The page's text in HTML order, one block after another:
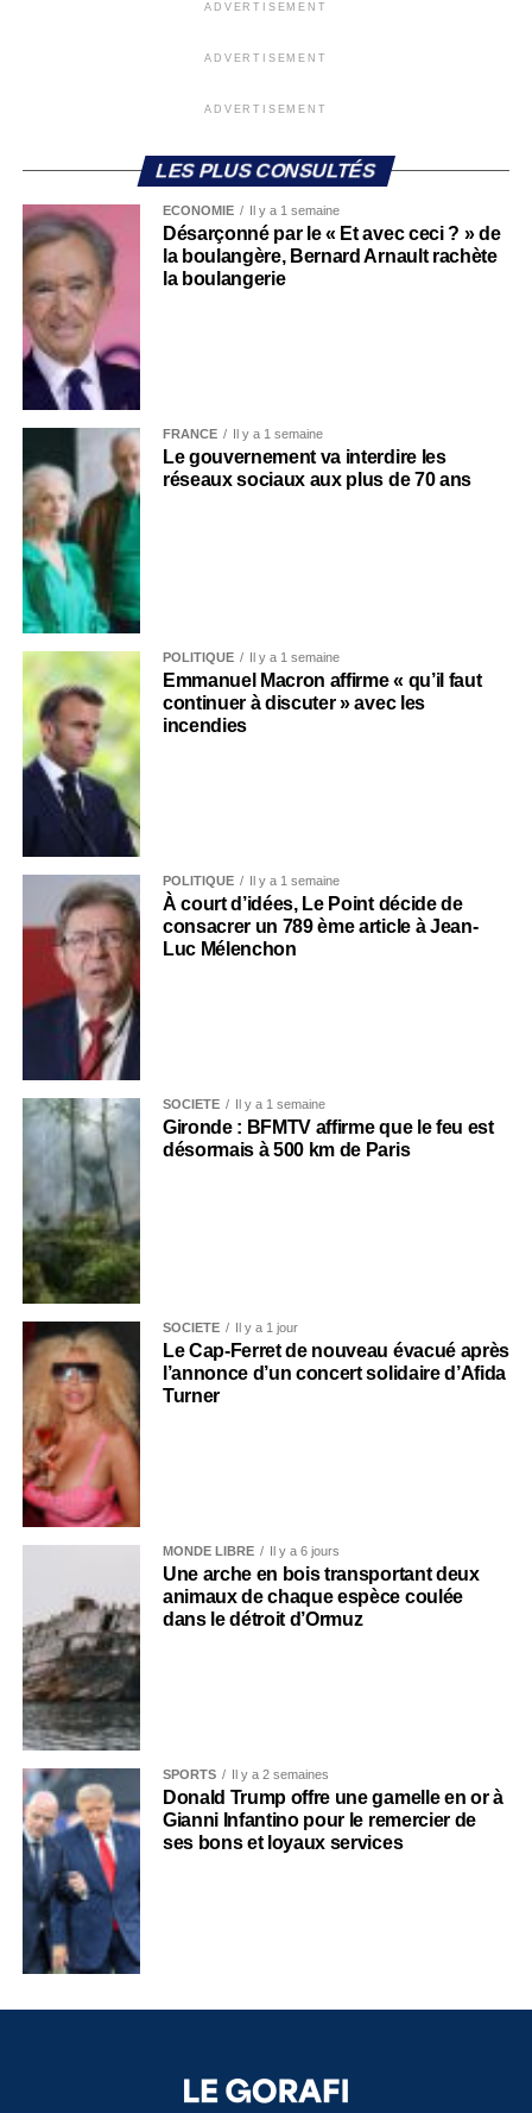
ADVERTISEMENT
ADVERTISEMENT
ADVERTISEMENT
LES PLUS CONSULTÉS
ECONOMIE Il y a 1 semaine
Désarçonné par le « Et avec ceci ? » de
la boulangère, Bernard Arnault rachète
la boulangerie
FRANCE Il y a 1 semaine
Le gouvernement va interdire les
réseaux sociaux aux plus de 70 ans
POLITIQUE Il y a 1 semaine
Emmanuel Macron affirme « qu’il faut
continuer à discuter » avec les
incendies
POLITIQUE Il y a 1 semaine
À court d’idées, Le Point décide de
consacrer un 789 ème article à Jean-
Luc Mélenchon
SOCIÉTÉ Il y a 1 semaine
Gironde : BFMTV affirme que le feu est
désormais à 500 km de Paris
SOCIÉTÉ Il y a 1 jour
Le Cap-Ferret de nouveau évacué après
l’annonce d’un concert solidaire d’Afida
Turner
MONDE LIBRE Il y a 6 jours
Une arche en bois transportant deux
animaux de chaque espèce coulée
dans le détroit d’Ormuz
SPORTS Il y a 2 semaines
Donald Trump offre une gamelle en or à
Gianni Infantino pour le remercier de
ses bons et loyaux services